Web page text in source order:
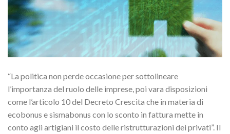
“La politica non perde occasione per sottolineare
l’importanza del ruolo delle imprese, poi vara disposizioni
come l’articolo 10 del Decreto Crescita che in materia di
ecobonus e sismabonus con lo sconto in fattura mette in
conto agli artigiani il costo delle ristrutturazioni dei privati”. Il